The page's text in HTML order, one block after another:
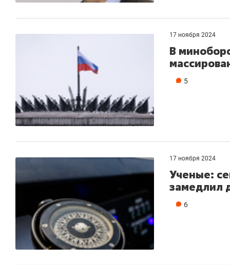
17 ноября 2024
В
5
17 ноября 2024
Ученые:
замедлил
6